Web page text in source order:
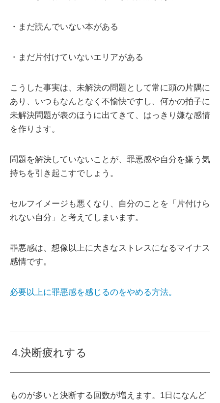
・まだ読んでいない本がある
・まだ片付けていないエリアがある
こうした事実は、未解決の問題として常に頭の片隅に
あり、いつもなんとなく不愉快ですし、何かの拍子に
未解決問題が表のほうに出てきて、はっきり嫌な感情
を作ります。
問題を解決していないことが、罪悪感や自分を嫌う気
持ちを引き起こすでしょう。
セルフイメージも悪くなり、自分のことを「片付けら
れない自分」と考えてしまいます。
罪悪感は、想像以上に大きなストレスになるマイナス
感情です。
必要以上に罪悪感を感じるのをやめる方法。
4.決断疲れする
ものが多いと決断する回数が増えます。1日になんど